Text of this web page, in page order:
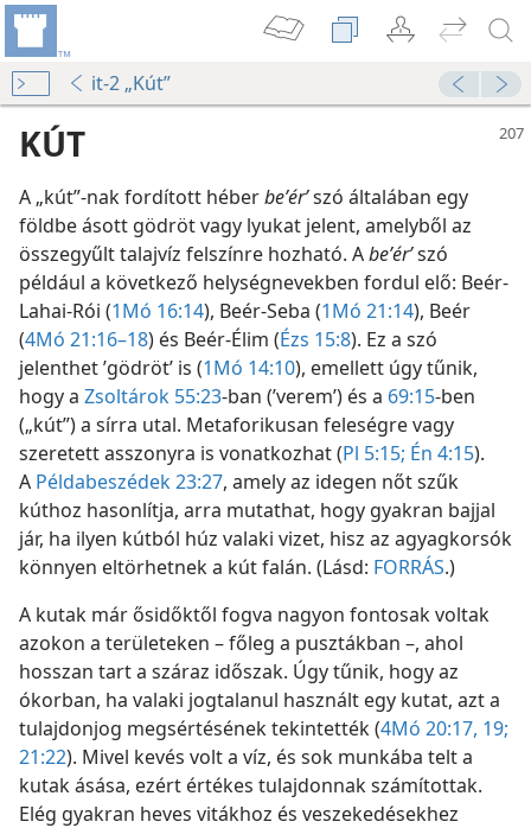
it-2 „Kút”
KÚT
A „kút”-nak fordított héberbeʼérʹszó általában egy
földbe ásott gödröt vagy lyukat jelent, amelyből az
összegyűlt talajvíz felszínre hozható. Abeʼérʹszó
például a következő helységnevekben fordul elő: Beér-
Lahai-Rói (1Mó 16:14), Beér-Seba (1Mó 21:14), Beér
(4Mó 21:16–18) és Beér-Élim (Ézs 15:8). Ez a szó
jelenthet ’gödröt’ is (1Mó 14:10), emellett úgy tűnik,
hogy a Zsoltárok 55:23-ban (’verem’) és a 69:15-ben
(„kút”) a sírra utal. Metaforikusan feleségre vagy
szeretett asszonyra is vonatkozhat (Pl 5:15; Én 4:15).
A Példabeszédek 23:27, amely az idegen nőt szűk
kúthoz hasonlítja, arra mutathat, hogy gyakran bajjal
jár, ha ilyen kútból húz valaki vizet, hisz az agyagkorsók
könnyen eltörhetnek a kút falán. (Lásd: FORRÁS.)
A kutak már ősidőktől fogva nagyon fontosak voltak
azokon a területeken – főleg a pusztákban –, ahol
hosszan tart a száraz időszak. Úgy tűnik, hogy az
ókorban, ha valaki jogtalanul használt egy kutat, azt a
tulajdonjog megsértésének tekintették (4Mó 20:17, 19;
21:22). Mivel kevés volt a víz, és sok munkába telt a
kutak ásása, ezért értékes tulajdonnak számítottak.
Elég gyakran heves vitákhoz és veszekedésekhez